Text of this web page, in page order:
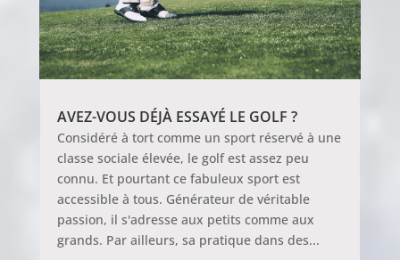
AVEZ-VOUS DÉJÀ ESSAYÉ LE GOLF ?
Considéré à tort comme un sport réservé à une
classe sociale élevée, le golf est assez peu
connu. Et pourtant ce fabuleux sport est
accessible à tous. Générateur de véritable
passion, il s'adresse aux petits comme aux
grands. Par ailleurs, sa pratique dans des...